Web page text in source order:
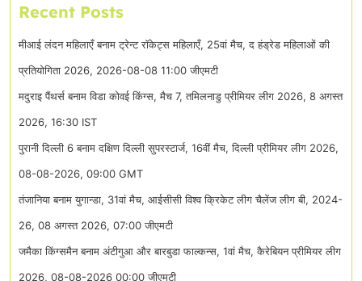
Recent Posts
मीआई लंदन महिलाएँ बनाम ट्रेन्ट रॉकेट्स महिलाएँ, 25वां मैच, द हंड्रेड महिलाओं की
प्रतियोगिता 2026, 2026-08-08 11:00 जीएमटी
मदुराइ पैंथर्स बनाम विडा कोवई किंग्स, मैच 7, तमिलनाडु प्रीमियर लीग 2026, 8 अगस्त
2026, 16:30 IST
पुरानी दिल्ली 6 बनाम दक्षिण दिल्ली सुपरस्टार्ज, 16वीं मैच, दिल्ली प्रीमियर लीग 2026,
08-08-2026, 09:00 GMT
तंजानिया बनाम युगान्डा, 31वां मैच, आईसीसी विश्व क्रिकेट लीग चैलेंज लीग बी, 2024-
26, 08 अगस्त 2026, 07:00 जीएमटी
जमैका किंग्समैन बनाम अंटीगुआ और बारबुडा फाल्कन्स, 1वां मैच, कैरेबियन प्रीमियर लीग
2026, 08-08-2026 00:00 जीएमटी